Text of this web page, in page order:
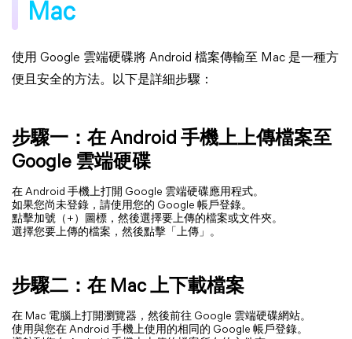
Mac
使用 Google 雲端硬碟將 Android 檔案傳輸至 Mac 是一種方
便且安全的方法。以下是詳細步驟：
步驟一：在 Android 手機上上傳檔案至
Google 雲端硬碟
在 Android 手機上打開 Google 雲端硬碟應用程式。
如果您尚未登錄，請使用您的 Google 帳戶登錄。
點擊加號（+）圖標，然後選擇要上傳的檔案或文件夾。
選擇您要上傳的檔案，然後點擊「上傳」。
步驟二：在 Mac 上下載檔案
在 Mac 電腦上打開瀏覽器，然後前往 Google 雲端硬碟網站。
使用與您在 Android 手機上使用的相同的 Google 帳戶登錄。